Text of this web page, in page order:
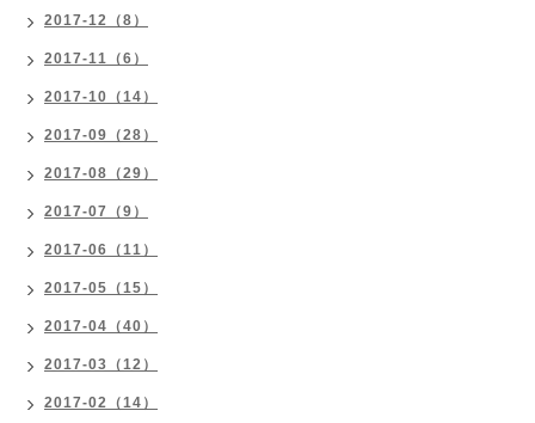
2017-12（8）
2017-11（6）
2017-10（14）
2017-09（28）
2017-08（29）
2017-07（9）
2017-06（11）
2017-05（15）
2017-04（40）
2017-03（12）
2017-02（14）